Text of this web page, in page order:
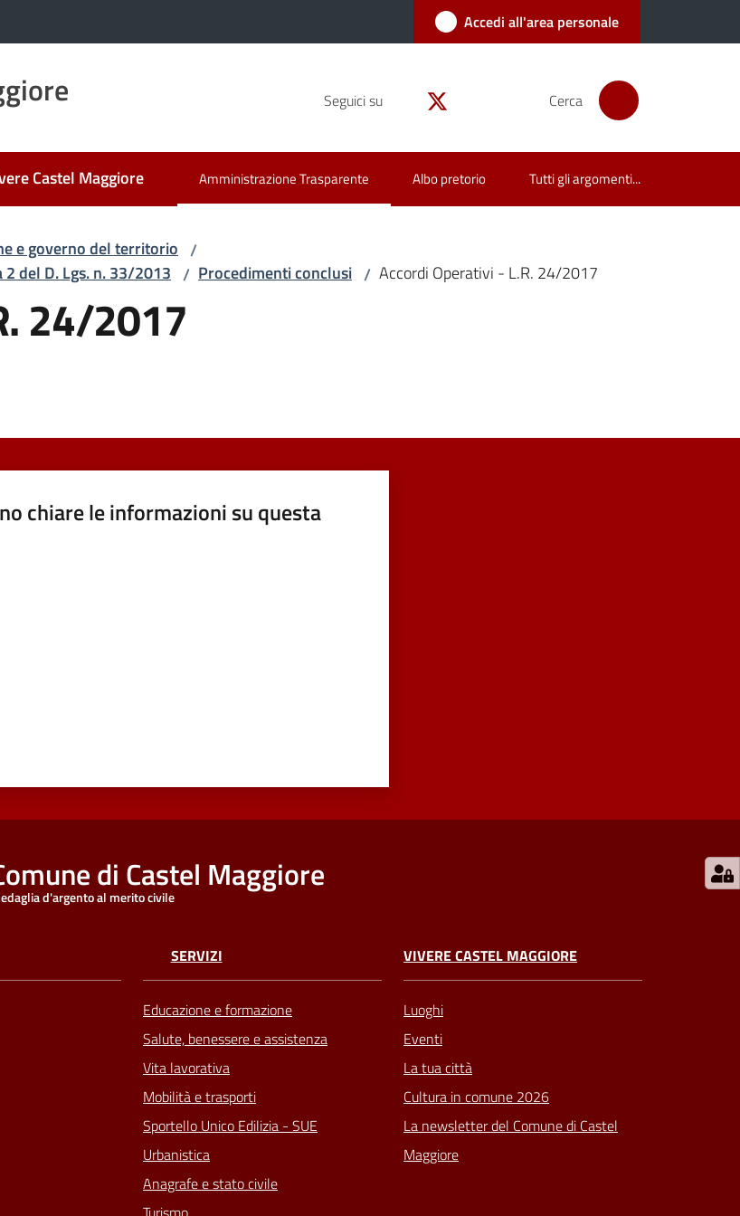
Accedi all'area personale
Seguici su Cerca
Castel Maggiore Amministrazione Trasparente
Menu selezionato Albo pretorio Tutti gli argomenti...
e governo del territorio /
del D. Lgs. n. 33/2013 / Procedimenti conclusi / Accordi Operativi - L.R. 24/2017
24/2017
chiare le informazioni su questa
di Castel Maggiore
d'argento al merito civile
SERVIZI
Educazione e formazione
Salute, benessere e assistenza
Vita lavorativa
Mobilità e trasporti
Sportello Unico Edilizia - SUE
Urbanistica
Anagrafe e stato civile
VIVERE CASTEL MAGGIORE
Luoghi
Eventi
La tua città
Cultura in comune 2026
La newsletter del Comune di Castel
Maggiore